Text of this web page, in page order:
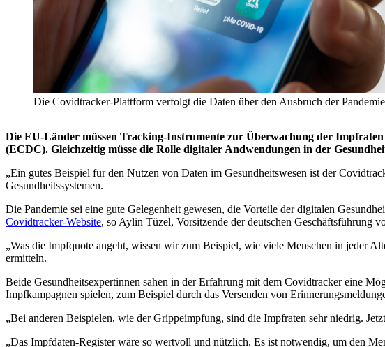
Die Covidtracker-Plattform verfolgt die Daten über den Ausbruch der
Die EU-Länder müssen Tracking-Instrumente zur Überwachung der
(ECDC). Gleichzeitig müsse die Rolle digitaler Andwendungen in der
„Ein gutes Beispiel für den Nutzen von Daten im Gesundheitswesen ist der
Gesundheitssystemen.
Die Pandemie sei eine gute Gelegenheit gewesen, die Vorteile der digitalen
Covidtracker-Website, so Aylin Tüzel, Vorsitzende der deutschen Geschäftsführung
„Was die Impfquote angeht, wissen wir zum Beispiel, wie viele Menschen in jeder
ermitteln.
Beide Gesundheitsexpertinnen sahen in der Erfahrung mit dem Covidtracker eine
Impfkampagnen spielen, zum Beispiel durch das Versenden von
„Bei anderen Beispielen, wie der Grippeimpfung, sind die Impfraten sehr niedrig.
„Das Impfdaten-Register wäre so wertvoll und nützlich. Es ist notwendig, um den